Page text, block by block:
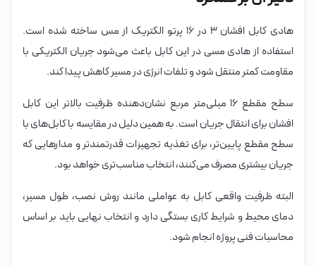
هادی کابل افشان ۳ در ۱۶ پرتو الکتریک از مس ساخته شده است.
استفاده از هادی مسی در این کابل باعث می‌شود جریان الکتریکی با
مقاومت کمتر منتقل شود و تلفات انرژی در مسیر کاهش پیدا کند.
سطح مقطع ۱۶ میلی‌متر مربع نشان‌دهنده ظرفیت بالاتر این کابل
افشان برای انتقال جریان است. به همین دلیل در مقایسه با کابل‌های با
سطح مقطع پایین‌تر، برای تغذیه تجهیزات قدرتمندتر و مدارهایی که
جریان بیشتری مصرف می‌کنند، انتخاب مناسب‌تری خواهد بود.
البته ظرفیت واقعی کابل به عواملی مانند روش نصب، طول مسیر،
دمای محیط و شرایط کاری بستگی دارد و انتخاب نهایی باید بر اساس
محاسبات فنی پروژه انجام شود.